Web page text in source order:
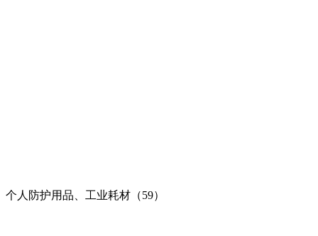
个人防护用品、工业耗材（59）